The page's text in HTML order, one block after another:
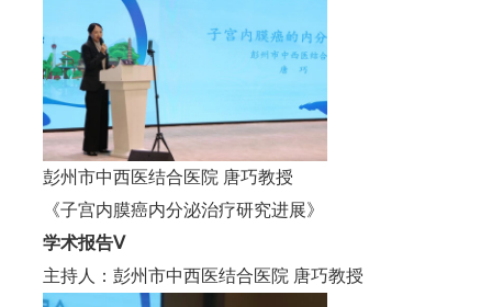
彭州市中西医结合医院 唐巧教授
《子宫内膜癌内分泌治疗研究进展》
学术报告Ⅴ
主持人：彭州市中西医结合医院 唐巧教授